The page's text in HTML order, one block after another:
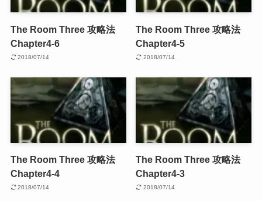
The Room Three 攻略法
Chapter4-6
2018/07/14
The Room Three 攻略法
Chapter4-5
2018/07/14
The Room Three 攻略法
Chapter4-4
2018/07/14
The Room Three 攻略法
Chapter4-3
2018/07/14